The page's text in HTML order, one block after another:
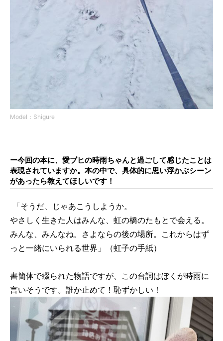
Model：Shigure
ー今回の本に、愛ブヒの時雨ちゃんと過ごして感じたことは
表現されていますか。本の中で、具体的に思い浮かぶシーン
があったら教えてほしいです！
「そうだ、じゃあこうしようか。
やさしく生きた人はみんな、虹の橋のたもとで会える。
みんな、みんなね。さよならの後の場所。これからはず
っと一緒にいられる世界」（虹子の手紙）
書簡体で綴られた物語ですが、この台詞はぼくが時雨に
言いそうです。誰か止めて！恥ずかしい！